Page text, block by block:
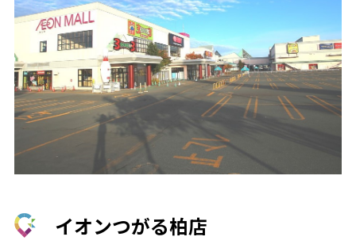
イオンつがる柏店